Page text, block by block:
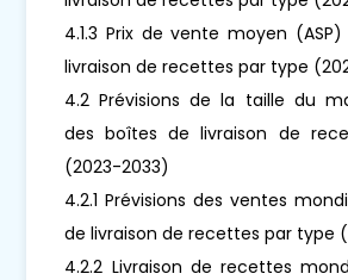
4.1.3 Prix de vente moyen
livraison de recettes par type
4.2 Prévisions de la taille du
des boîtes de livraison de
(2023-2033)
4.2.1 Prévisions des ventes
de livraison de recettes par type
4.2.2 Livraison de recettes